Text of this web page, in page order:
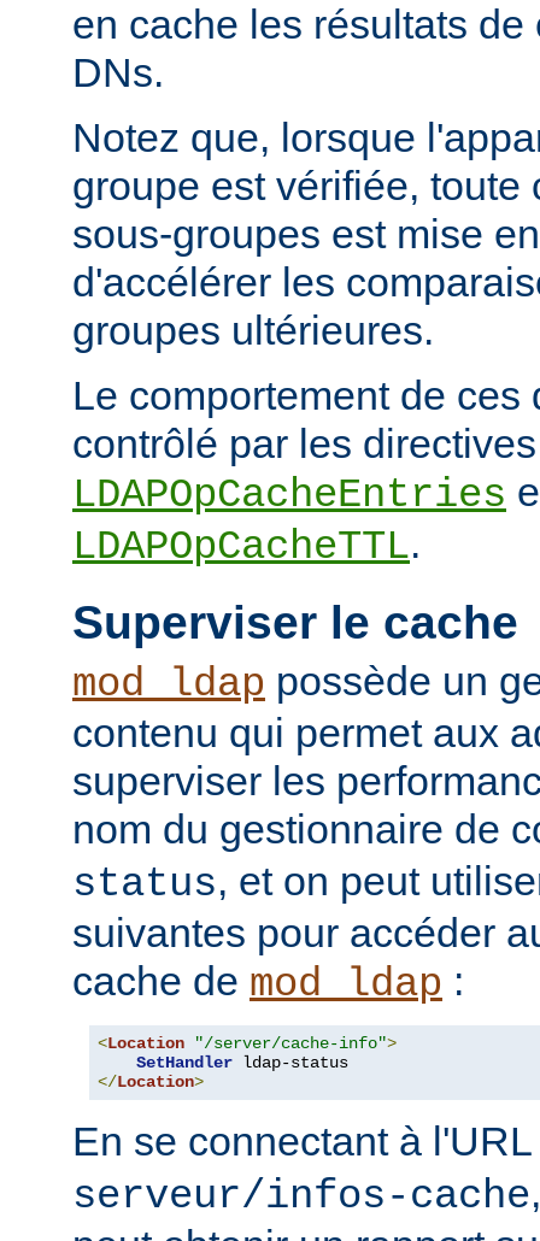
en cache les résultats
DNs.
Notez que, lorsque
groupe est vérifiée, toute
sous-groupes est mise
d'accélérer les
groupes ultérieures.
Le comportement de ces
contrôlé par les directives
LDAPOpCacheEntries
LDAPOpCacheTTL.
Superviser le cache
mod_ldap possède un
contenu qui permet aux
superviser les
nom du gestionnaire de
status, et on peut
suivantes pour accéder
cache de mod_ldap :
<Location "/server/cache-info">
SetHandler
</Location>
En se connectant à
serveur/infos-cache